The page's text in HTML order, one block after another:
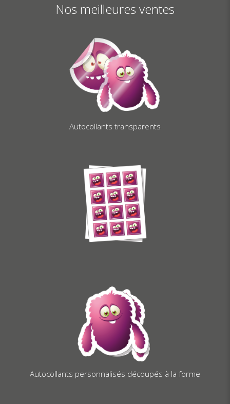
Nos meilleures ventes
Autocollants transparents
Autocollants personnalisés découpés à la forme